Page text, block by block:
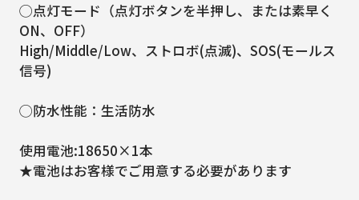
◯点灯モード（点灯ボタンを半押し、または素早く
ON、OFF）
High/Middle/Low、ストロボ(点滅)、SOS(モールス
信号)
◯防水性能：生活防水
使用電池:18650×1本
★電池はお客様でご用意する必要があります